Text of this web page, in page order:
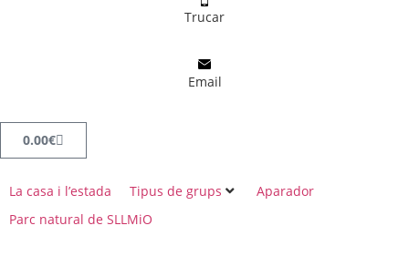
Trucar
Email
0.00€
La casa i l’estada Tipus de grups
Aparador
Parc natural de SLLMiO